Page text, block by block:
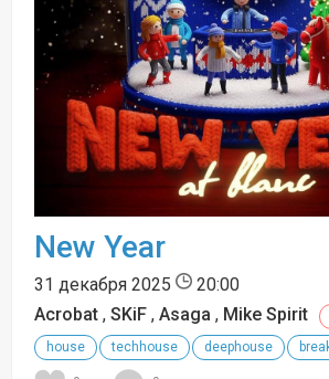
New Year
31 декабря 2025
20:00
Acrobat , SKiF , Asaga , Mike Spirit
house
techhouse deephouse